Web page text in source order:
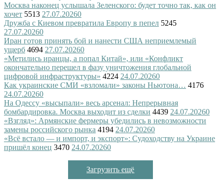
Москва наконец услышала Зеленского: будет точно так, как он
хочет 5513 27.07.20260
Дружба с Киевом превратила Европу в пепел 5245
27.07.20260
Иран готов принять бой и нанести США неприемлемый
ущерб 4694 27.07.20260
«Метились иранцы, а попал Китай», или «Конфликт
окончательно перешел в фазу уничтожения глобальной
цифровой инфраструктуры» 4224 24.07.20260
Как украинские СМИ «взломали» законы Ньютона… 4176
24.07.20260
На Одессу «высыпали» весь арсенал: Непрерывная
бомбардировка. Москва выходит из сделки 4439 24.07.20260
«Взгляд»: Армянские фермеры убедились в невозможности
замены российского рынка 4194 24.07.20260
«Всё встало — и импорт, и экспорт»: Судоходству на Украине
пришёл конец 3470 24.07.20260
Загрузить ещё